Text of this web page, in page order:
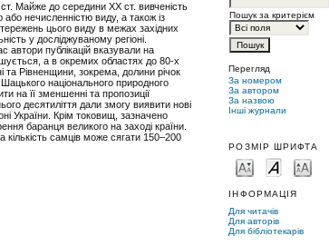
Пошук за критерієм
Перегляд
За номером
За автором
За назвою
Інші журнали
РОЗМІР ШРИФТА
ІНФОРМАЦІЯ
Для читачів
Для авторів
Для бібліотекарів
Майже до середини ХХ ст. вивченість
нечисленністю виду, а також із
цього виду в межах західних
у досліджуваному регіоні.
автори публікацій вказували на
а в окремих областях до 80-х
та Рівненщини, зокрема, долини річок
національного природного
на її зменшенні та пропозиції
десятиліття дали змогу виявити нові
України. Крім токовищ, зазначено
баранця великого на заході країни.
самців може сягати 150–200